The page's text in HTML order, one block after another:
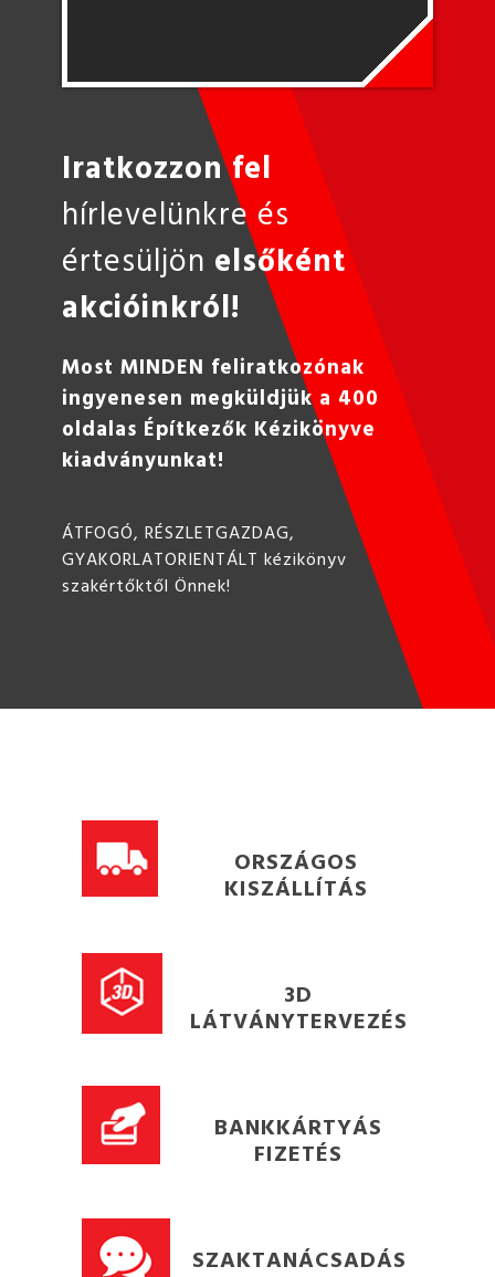
Iratkozzon fel
hírlevelünkre és
értesüljön elsőként
akcióinkról!
Most MINDEN feliratkozónak
ingyenesen megküldjük a 400
oldalas Építkezők Kézikönyve
kiadványunkat!
ÁTFOGÓ, RÉSZLETGAZDAG,
GYAKORLATORIENTÁLT kézikönyv
szakértőktől Önnek!
ORSZÁGOS
KISZÁLLÍTÁS
3D
LÁTVÁNYTERVEZÉS
BANKKÁRTYÁS
FIZETÉS
SZAKTANÁCSADÁS